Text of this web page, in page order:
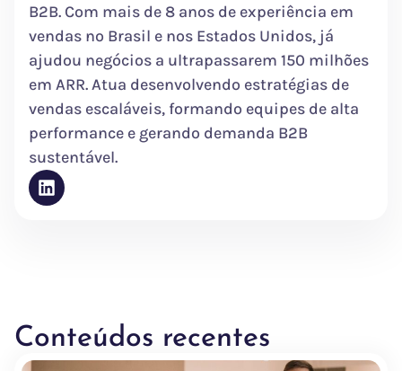
B2B. Com mais de 8 anos de experiência em
vendas no Brasil e nos Estados Unidos, já
ajudou negócios a ultrapassarem 150 milhões
em ARR. Atua desenvolvendo estratégias de
vendas escaláveis, formando equipes de alta
performance e gerando demanda B2B
sustentável.
Conteúdos recentes